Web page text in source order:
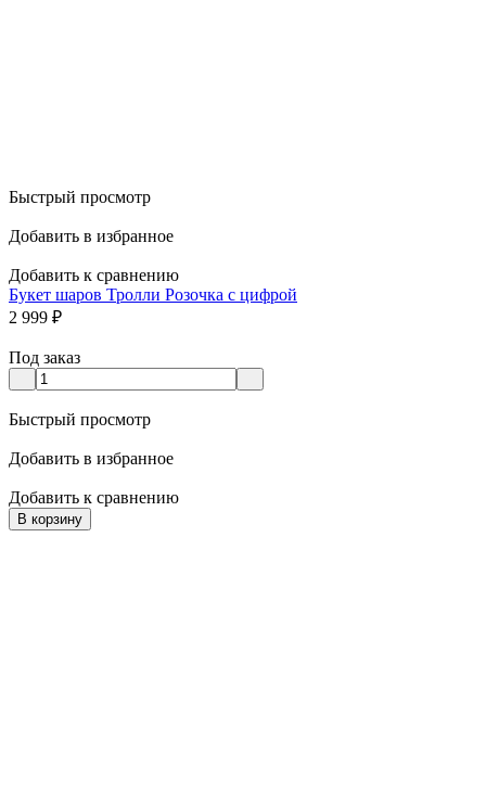
Быстрый просмотр
Добавить в избранное
Добавить к сравнению
Букет шаров Тролли Розочка с цифрой
2 999 ₽
Под заказ
Быстрый просмотр
Добавить в избранное
Добавить к сравнению
В корзину